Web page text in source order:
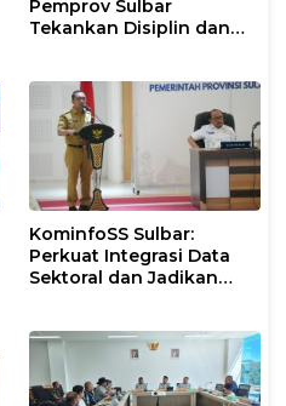
Pemprov Sulbar
Tekankan Disiplin dan
KominfoSS Sulbar:
Perkuat Integrasi Data
Sektoral dan Jadikan